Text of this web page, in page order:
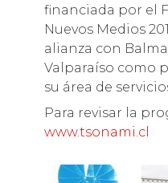
financiada por el
Nuevos Medios
alianza con
Valparaíso como
su área de
Para revisar la
www.tsonami.cl